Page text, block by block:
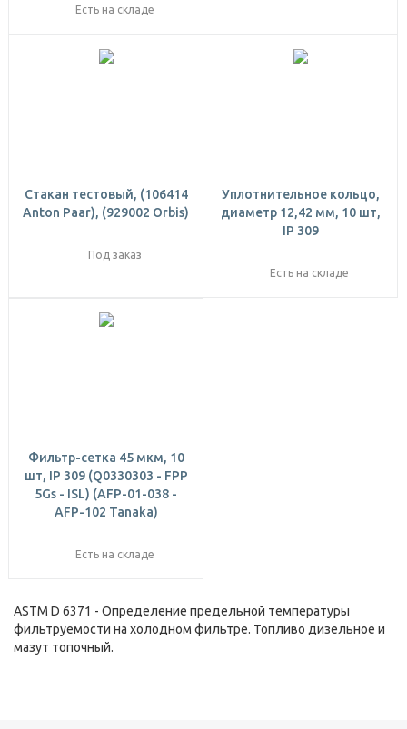
Есть на складе
Стакан тестовый, (106414
Anton Paar), (929002 Orbis)
Под заказ
Уплотнительное кольцо,
диаметр 12,42 мм, 10 шт,
IP 309
Есть на складе
Фильтр-сетка 45 мкм, 10
шт, IP 309 (Q0330303 - FPP
5Gs - ISL) (AFP-01-038 -
AFP-102 Tanaka)
Есть на складе
ASTM D 6371 - Определение предельной температуры
фильтруемости на холодном фильтре. Топливо дизельное и
мазут топочный.